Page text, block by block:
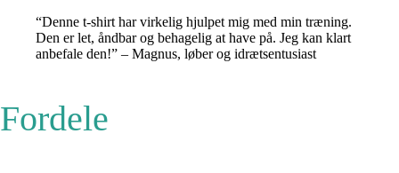
“Denne t-shirt har virkelig hjulpet mig med min træning.
Den er let, åndbar og behagelig at have på. Jeg kan klart
anbefale den!” – Magnus, løber og idrætsentusiast
Fordele